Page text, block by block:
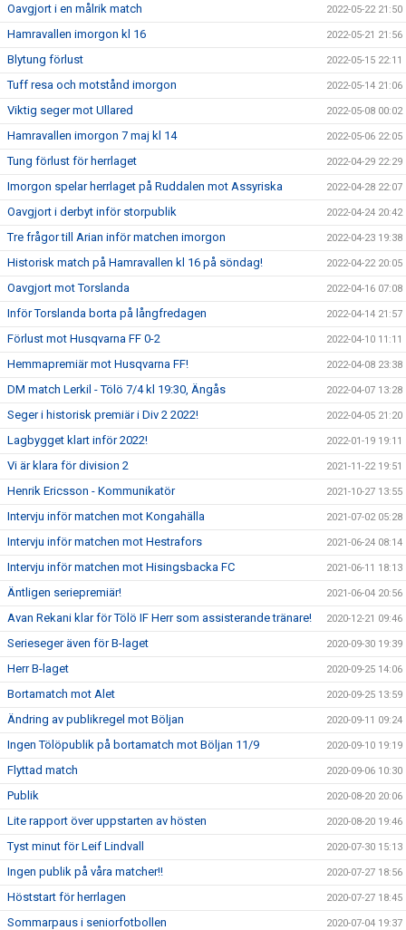
Oavgjort i en målrik match 2022-05-22 21:50
Hamravallen imorgon kl 16 2022-05-21 21:56
Blytung förlust 2022-05-15 22:11
Tuff resa och motstånd imorgon 2022-05-14 21:06
Viktig seger mot Ullared 2022-05-08 00:02
Hamravallen imorgon 7 maj kl 14 2022-05-06 22:05
Tung förlust för herrlaget 2022-04-29 22:29
Imorgon spelar herrlaget på Ruddalen mot Assyriska 2022-04-28 22:07
Oavgjort i derbyt inför storpublik 2022-04-24 20:42
Tre frågor till Arian inför matchen imorgon 2022-04-23 19:38
Historisk match på Hamravallen kl 16 på söndag! 2022-04-22 20:05
Oavgjort mot Torslanda 2022-04-16 07:08
Inför Torslanda borta på långfredagen 2022-04-14 21:57
Förlust mot Husqvarna FF 0-2 2022-04-10 11:11
Hemmapremiär mot Husqvarna FF! 2022-04-08 23:38
DM match Lerkil - Tölö 7/4 kl 19:30, Ängås 2022-04-07 13:28
Seger i historisk premiär i Div 2 2022! 2022-04-05 21:20
Lagbygget klart inför 2022! 2022-01-19 19:11
Vi är klara för division 2 2021-11-22 19:51
Henrik Ericsson - Kommunikatör 2021-10-27 13:55
Intervju inför matchen mot Kongahälla 2021-07-02 05:28
Intervju inför matchen mot Hestrafors 2021-06-24 08:14
Intervju inför matchen mot Hisingsbacka FC 2021-06-11 18:13
Äntligen seriepremiär! 2021-06-04 20:56
Avan Rekani klar för Tölö IF Herr som assisterande tränare! 2020-12-21 09:46
Serieseger även för B-laget 2020-09-30 19:39
Herr B-laget 2020-09-25 14:06
Bortamatch mot Alet 2020-09-25 13:59
Ändring av publikregel mot Böljan 2020-09-11 09:24
Ingen Tölöpublik på bortamatch mot Böljan 11/9 2020-09-10 19:19
Flyttad match 2020-09-06 10:30
Publik 2020-08-20 20:06
Lite rapport över uppstarten av hösten 2020-08-20 19:46
Tyst minut för Leif Lindvall 2020-07-30 15:13
Ingen publik på våra matcher!! 2020-07-27 18:56
Höststart för herrlagen 2020-07-27 18:45
Sommarpaus i seniorfotbollen 2020-07-04 19:37